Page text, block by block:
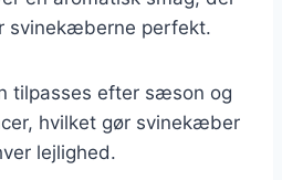
svinekæberne perfekt.
tilpasses efter sæson og
hvilket gør svinekæber
lejlighed.